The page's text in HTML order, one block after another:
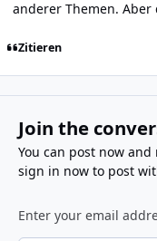
anderer Themen.
Zitieren
Join the
You can post now
sign in nowto post